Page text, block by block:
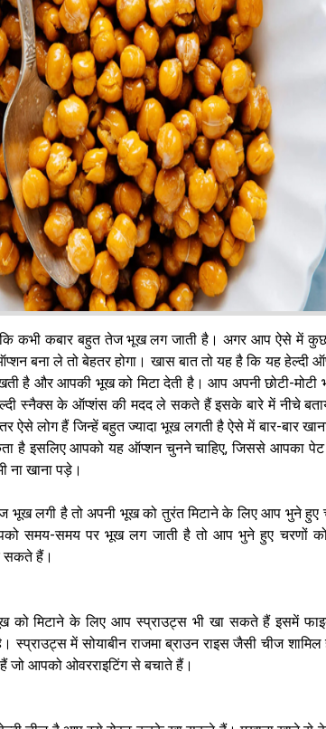
कि कभी कबार बहुत तेज भूख लग जाती है। अगर आप ऐसे में
बना ले तो बेहतर होगा। खास बात तो यह है कि यह हेल्दी
है और आपकी भूख को मिटा देती है। आप अपनी छोटी-मोटी
स्नैक्स के ऑप्शंस की मदद ले सकते हैं इसके बारे में नीचे
लोग हैं जिन्हें बहुत ज्यादा भूख लगती है ऐसे में बार-बार
है इसलिए आपको यह ऑप्शन चुनने चाहिए, जिससे आपका पेट
ना खाना पड़े।
भूख लगी है तो अपनी भूख को तुरंत मिटाने के लिए आप भुने हुए
समय-समय पर भूख लग जाती है तो आप भुने हुए चरणों
सकते हैं।
को मिटाने के लिए आप स्प्राउट्स भी खा सकते हैं इसमें
स्प्राउट्स में सोयाबीन राजमा ब्राउन राइस जैसी चीज
जो आपको ओवरराइटिंग से बचाते हैं।